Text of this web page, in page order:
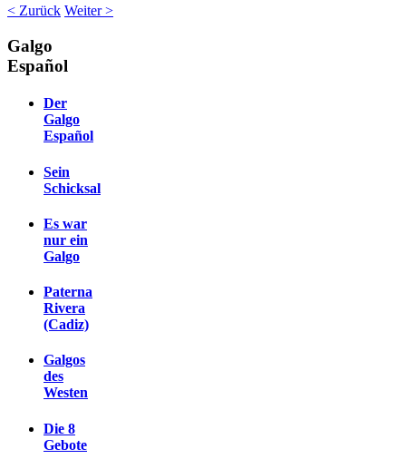
< Zurück Weiter >
Galgo
Español
Der
Galgo
Español
Sein
Schicksal
Es war
nur ein
Galgo
Paterna
Rivera
(Cadiz)
Galgos
des
Westen
Die 8
Gebote